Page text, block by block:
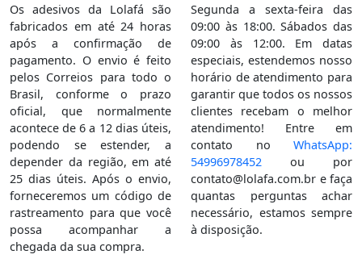
Os adesivos da Lolafá são
fabricados em até 24 horas
após a confirmação de
pagamento. O envio é feito
pelos Correios para todo o
Brasil, conforme o prazo
oficial, que normalmente
acontece de 6 a 12 dias úteis,
podendo se estender, a
depender da região, em até
25 dias úteis. Após o envio,
forneceremos um código de
rastreamento para que você
possa acompanhar a
chegada da sua compra.
Segunda a sexta-feira das
09:00 às 18:00. Sábados das
09:00 às 12:00. Em datas
especiais, estendemos nosso
horário de atendimento para
garantir que todos os nossos
clientes recebam o melhor
atendimento! Entre em
contato no WhatsApp:
54996978452 ou por
contato@lolafa.com.br e faça
quantas perguntas achar
necessário, estamos sempre
à disposição.